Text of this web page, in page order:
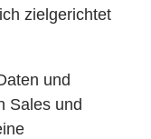
zielgerichtet
und
Sales und